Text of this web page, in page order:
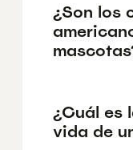
¿Son los
¿Cuál es
vida de